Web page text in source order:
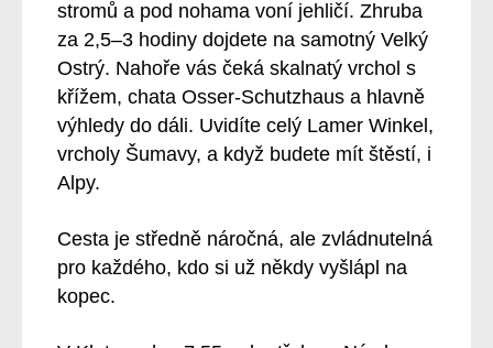
stromů a pod nohama voní jehličí. Zhruba
za 2,5–3 hodiny dojdete na samotný Velký
Ostrý. Nahoře vás čeká skalnatý vrchol s
křížem, chata Osser-Schutzhaus a hlavně
výhledy do dáli. Uvidíte celý Lamer Winkel,
vrcholy Šumavy, a když budete mít štěstí, i
Alpy.
Cesta je středně náročná, ale zvládnutelná
pro každého, kdo si už někdy vyšlápl na
kopec.